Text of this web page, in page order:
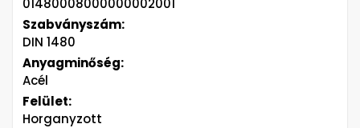
01480008000000002001
Szabványszám:
DIN 1480
Anyagminőség:
Acél
Felület:
Horganyzott